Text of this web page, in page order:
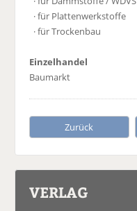
· für Plattenwerkstoffe
· für Trockenbau
Einzelhandel
Baumarkt
Zurück
VERLAG